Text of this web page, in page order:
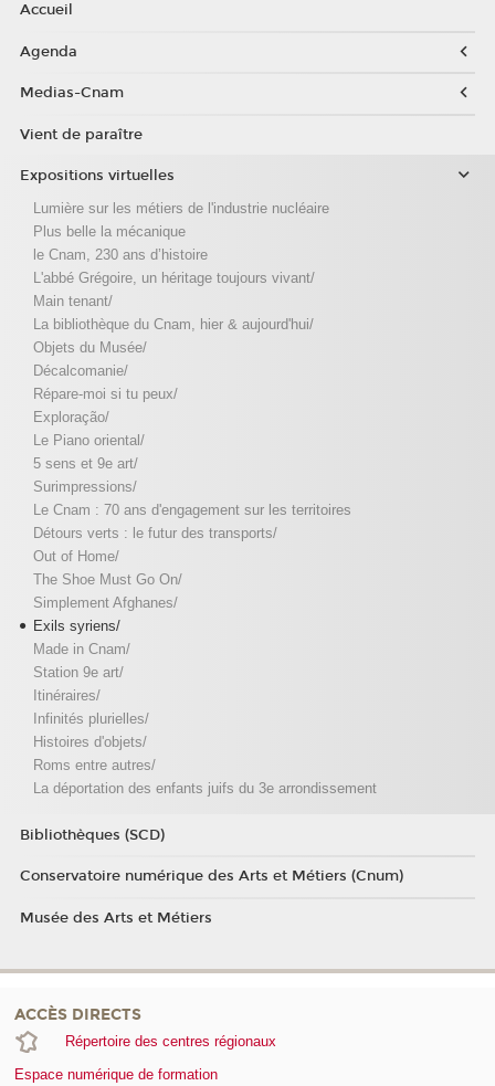
Accueil
Agenda
Medias-Cnam
Vient de paraître
Expositions virtuelles
Lumière sur les métiers de l'industrie nucléaire
Plus belle la mécanique
le Cnam, 230 ans d’histoire
L'abbé Grégoire, un héritage toujours vivant/
Main tenant/
La bibliothèque du Cnam, hier & aujourd'hui/
Objets du Musée/
Décalcomanie/
Répare-moi si tu peux/
Exploração/
Le Piano oriental/
5 sens et 9e art/
Surimpressions/
Le Cnam : 70 ans d'engagement sur les territoires
Détours verts : le futur des transports/
Out of Home/
The Shoe Must Go On/
Simplement Afghanes/
Exils syriens/
Made in Cnam/
Station 9e art/
Itinéraires/
Infinités plurielles/
Histoires d'objets/
Roms entre autres/
La déportation des enfants juifs du 3e arrondissement
Bibliothèques (SCD)
Conservatoire numérique des Arts et Métiers (Cnum)
Musée des Arts et Métiers
ACCÈS DIRECTS
Répertoire des centres régionaux
Espace numérique de formation